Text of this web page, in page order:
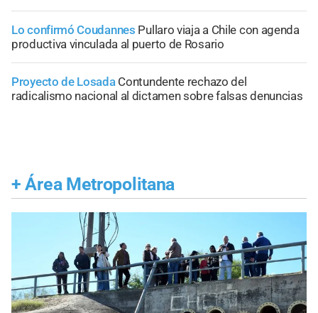
Lo confirmó Coudannes Pullaro viaja a Chile con agenda
productiva vinculada al puerto de Rosario
Proyecto de Losada Contundente rechazo del
radicalismo nacional al dictamen sobre falsas denuncias
+ Área Metropolitana